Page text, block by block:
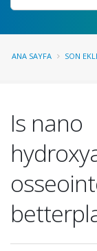
ANA SAYFA SON
Is nano